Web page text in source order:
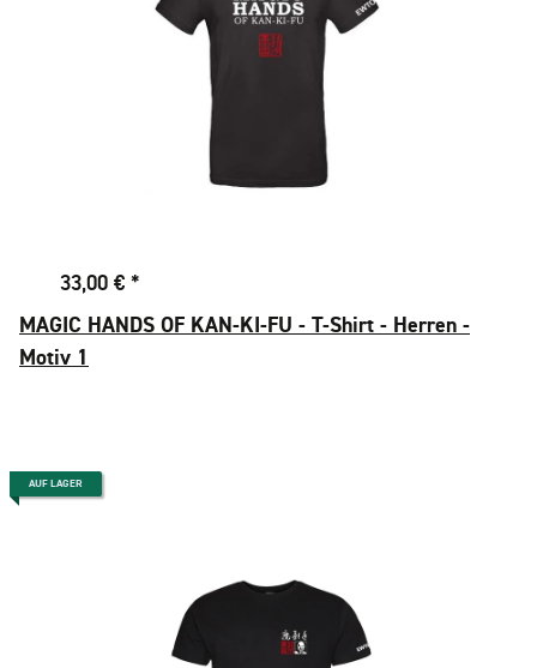
33,00 € *
MAGIC HANDS OF KAN-KI-FU - T-Shirt - Herren -
Motiv 1
AUF LAGER